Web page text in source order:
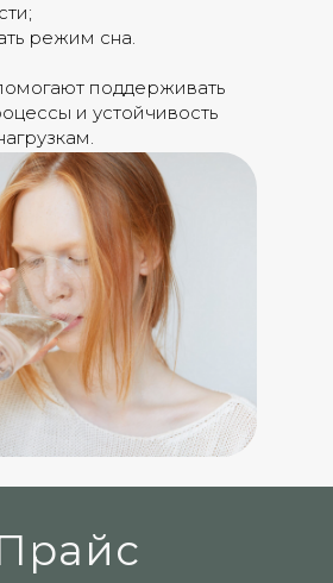
режим сна.
поддерживать
и устойчивость